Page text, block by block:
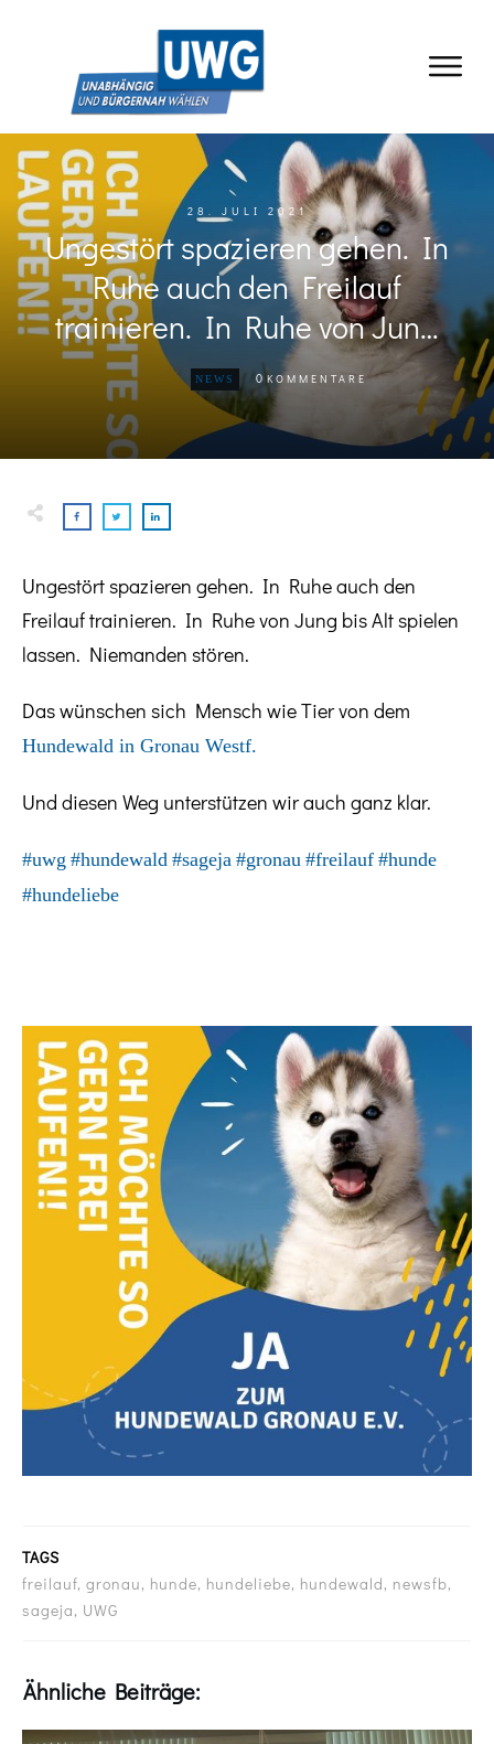
28. JULI 2021
Ungestört spazieren gehen. In
Ruhe auch den Freilauf
trainieren. In Ruhe von Jun…
NEWS 0 KOMMENTARE
Ungestört spazieren gehen. In Ruhe auch den
Freilauf trainieren. In Ruhe von Jung bis Alt spielen
lassen. Niemanden stören.
Das wünschen sich Mensch wie Tier von dem
Hundewald in Gronau Westf.
Und diesen Weg unterstützen wir auch ganz klar.
#uwg #hundewald #sageja #gronau #freilauf #hunde
#hundeliebe
TAGS
freilauf, gronau, hunde, hundeliebe, hundewald, newsfb,
sageja, UWG
Ähnliche Beiträge: